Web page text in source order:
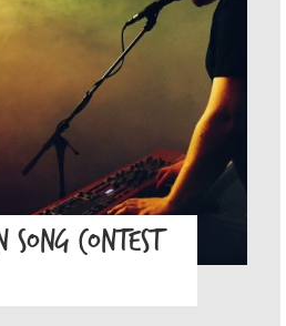
SONG CONTEST